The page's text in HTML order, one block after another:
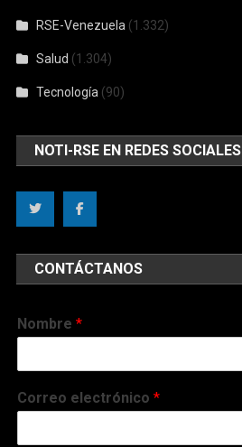
RSE-Venezuela (1.332)
Salud (1.304)
Tecnología (90)
NOTI-RSE EN REDES SOCIALES
CONTÁCTANOS
Nombre*
Correo electrónico*